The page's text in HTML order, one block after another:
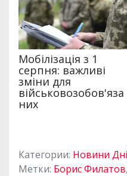
Категории: Новини
Метки: Борис Филатов,